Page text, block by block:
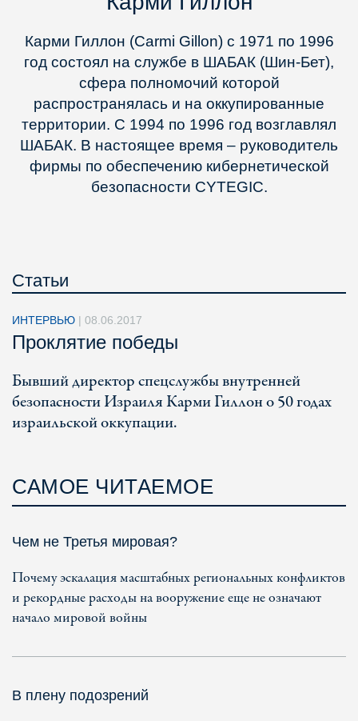
Карми Гиллон (Carmi Gillon) с 1971 по 1996
год состоял на службе в ШАБАК (Шин-Бет),
сфера полномочий которой
распространялась и на оккупированные
территории. С 1994 по 1996 год возглавлял
ШАБАК. В настоящее время – руководитель
фирмы по обеспечению кибернетической
безопасности CYTEGIC.
Статьи
ИНТЕРВЬЮ | 08.06.2017
Проклятие победы
Бывший директор спецслужбы внутренней
безопасности Израиля Карми Гиллон о 50 годах
израильской оккупации.
САМОЕ ЧИТАЕМОЕ
Чем не Третья мировая?
Почему эскалация масштабных региональных конфликтов
и рекордные расходы на вооружение еще не означают
начало мировой войны
В плену подозрений